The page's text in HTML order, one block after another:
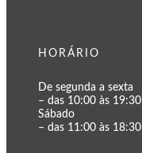
HORÁRIO
De segunda a sexta
– das 10:00 às 19:30
Sábado
– das 11:00 às 18:30